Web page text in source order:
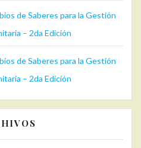
de Saberes para la Gestión
– 2da Edición
de Saberes para la Gestión
– 2da Edición